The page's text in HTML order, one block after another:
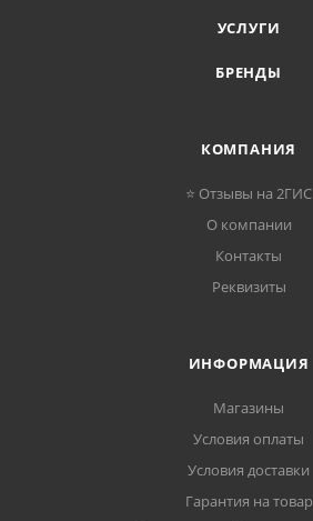
УСЛУГИ
БРЕНДЫ
КОМПАНИЯ
⭐ Отзывы на 2ГИС
О компании
Контакты
Реквизиты
ИНФОРМАЦИЯ
Магазины
Условия оплаты
Условия доставки
Гарантия на товар